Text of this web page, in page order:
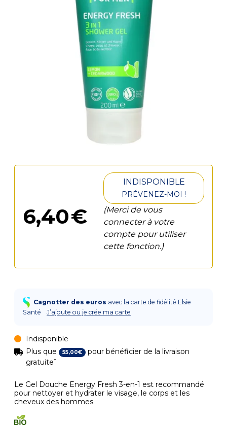
Le Gel Douche Energy Fresh 3-en-1 est recommandé
pour nettoyer et hydrater le visage, le corps et les
cheveux des hommes.
6,40€
INDISPONIBLE
PRÉVENEZ-MOI !
(Merci de vous
connecter à votre
compte pour utiliser
cette fonction.)
Cagnotter des euros avec la carte de fidélité Elsie
Santé
J’ajoute ou je crée ma carte
Indisponible
Plus que
55,00€ pour bénéficier de la livraison
gratuite*